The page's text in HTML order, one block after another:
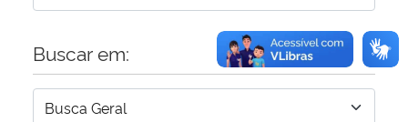
Buscar em: